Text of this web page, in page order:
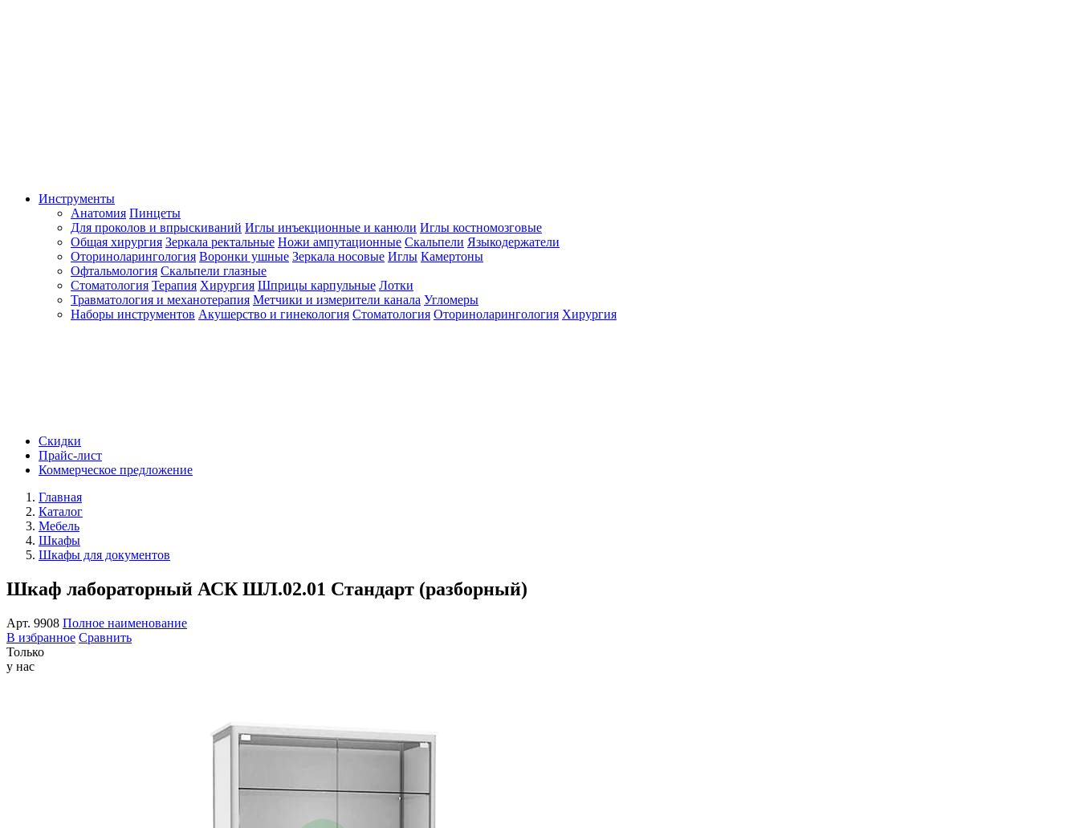
Инструменты
Анатомия Пинцеты
Для проколов и впрыскиваний Иглы инъекционные и канюли Иглы костномозговые
Общая хирургия Зеркала ректальные Ножи ампутационные Скальпели Языкодержатели
Оториноларингология Воронки ушные Зеркала носовые Иглы Камертоны
Офтальмология Скальпели глазные
Стоматология Терапия Хирургия Шприцы карпульные Лотки
Травматология и механотерапия Метчики и измерители канала Угломеры
Наборы инструментов Акушерство и гинекология Стоматология Оториноларингология Хирургия
Скидки
Прайс-лист
Коммерческое предложение
Главная
Каталог
Мебель
Шкафы
Шкафы для документов
Шкаф лабораторный АСК ШЛ.02.01 Стандарт (разборный)
Арт. 9908 Полное наименование
В избранное Сравнить
Только
у нас